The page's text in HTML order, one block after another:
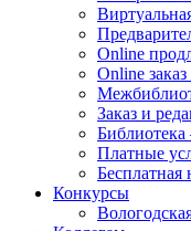
Online
Online
Заказ и
Библиотека
Платные
Конкурсы